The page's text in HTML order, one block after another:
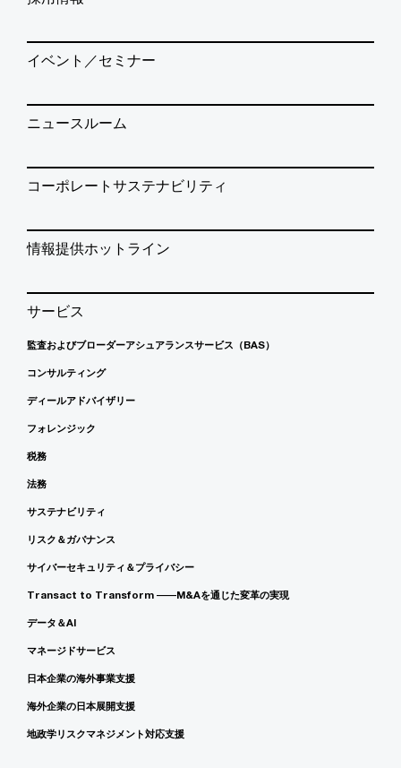
イベント／セミナー
ニュースルーム
コーポレートサステナビリティ
情報提供ホットライン
サービス
監査およびブローダーアシュアランスサービス（BAS）
コンサルティング
ディールアドバイザリー
フォレンジック
税務
法務
サステナビリティ
リスク＆ガバナンス
サイバーセキュリティ＆プライバシー
Transact to Transform ――M&Aを通じた変革の実現
データ＆AI
マネージドサービス
日本企業の海外事業支援
海外企業の日本展開支援
地政学リスクマネジメント対応支援